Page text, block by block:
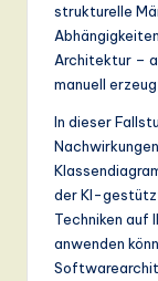
S
o
ft
w
strukturelle
Architektur –
manuell
In dieser
der KI-
Techniken auf
anwenden